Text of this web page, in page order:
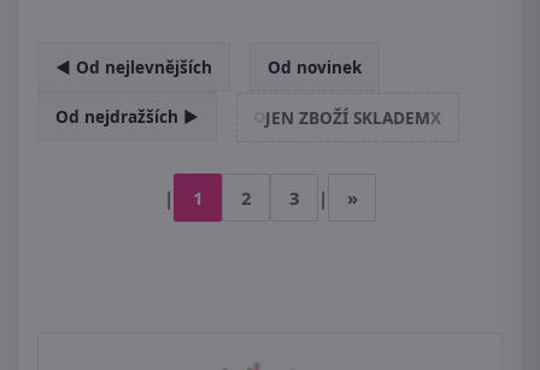
◄ Od nejlevnějších Od novinek
Od nejdražších ► JEN ZBOŽÍ SKLADEMX
| 1 2 3 | »